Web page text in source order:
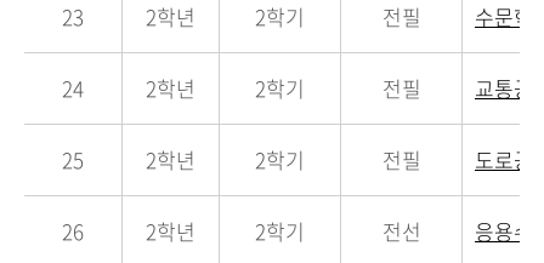
23 2학년 2학기 전필 수문학
24 2학년 2학기 전필 교통공
25 2학년 2학기 전필 도로공
26 2학년 2학기 전선 응용수